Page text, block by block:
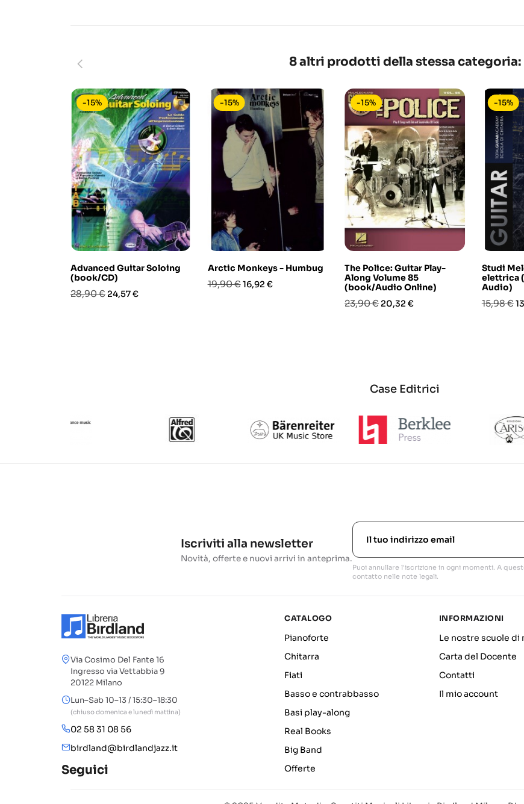
8 altri prodotti della stessa categoria:
Advanced Guitar Soloing
(book/CD)
Prezzo
28,90 € Prezzo
24,57 €
-15%
Arctic Monkeys - Humbug
Prezzo
19,90 €Prezzo
16,92 €
-15%
The Police: Guitar Play-
Along Volume 85
(book/Audio Online)
Prezzo
23,90 € Prezzo
20,32 €
-15%
Studi
elettrica
Audio)
Prezzo
15,98 €
-15%
Case Editrici
Iscriviti alla newsletter
Novità, offerte e nuovi arrivi in anteprima.
Puoi annullare l'iscrizione in ogni momenti. A
contatto nelle note legali.
Via Cosimo Del Fante 16
Ingresso via Vettabbia 9
20122 Milano
Lun–Sab 10–13 / 15:30–18:30
(chiuso domenica e lunedì mattina)
02 58 31 08 56
birdland@birdlandjazz.it
Seguici
CATALOGO
Pianoforte
Chitarra
Fiati
Basso e contrabbasso
Basi play-along
Real Books
Big Band
Offerte
INFORMAZIONI
Le nostre scuole di
Carta del Docente
Contatti
Il mio account